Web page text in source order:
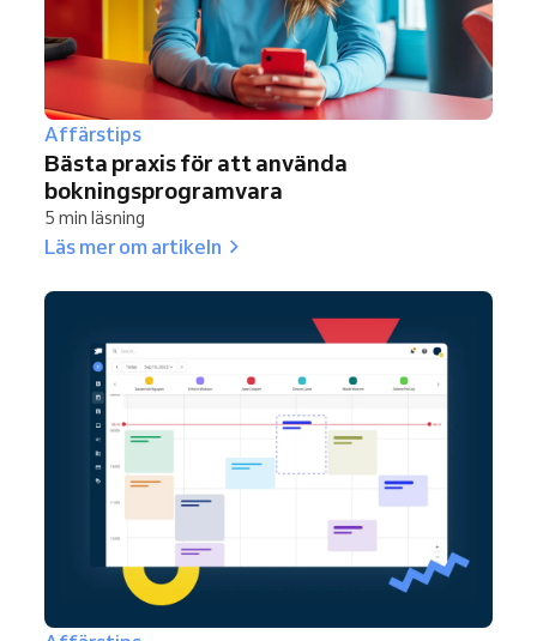
Affärstips
Bästa praxis för att använda
bokningsprogramvara
5 min läsning
Läs mer om artikeln